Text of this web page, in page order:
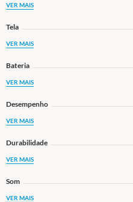
VER MAIS
Tela
VER MAIS
Bateria
VER MAIS
Desempenho
VER MAIS
Durabilidade
VER MAIS
Som
VER MAIS